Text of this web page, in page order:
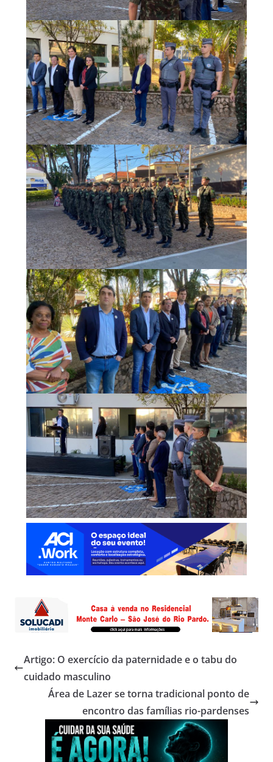
Artigo: O exercício da paternidade e o tabu do
cuidado masculino
Área de Lazer se torna tradicional ponto de
encontro das famílias rio-pardenses